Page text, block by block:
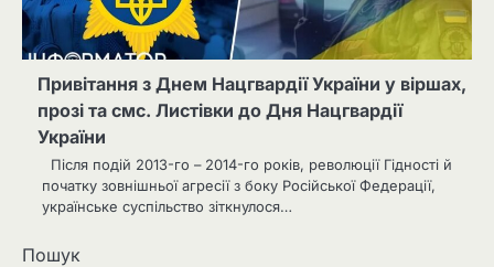
Привітання з Днем Нацгвардії України у віршах,
прозі та смс. Листівки до Дня Нацгвардії
України
Після подій 2013-го – 2014-го років, революції Гідності й
початку зовнішньої агресії з боку Російської Федерації,
українське суспільство зіткнулося…
Пошук